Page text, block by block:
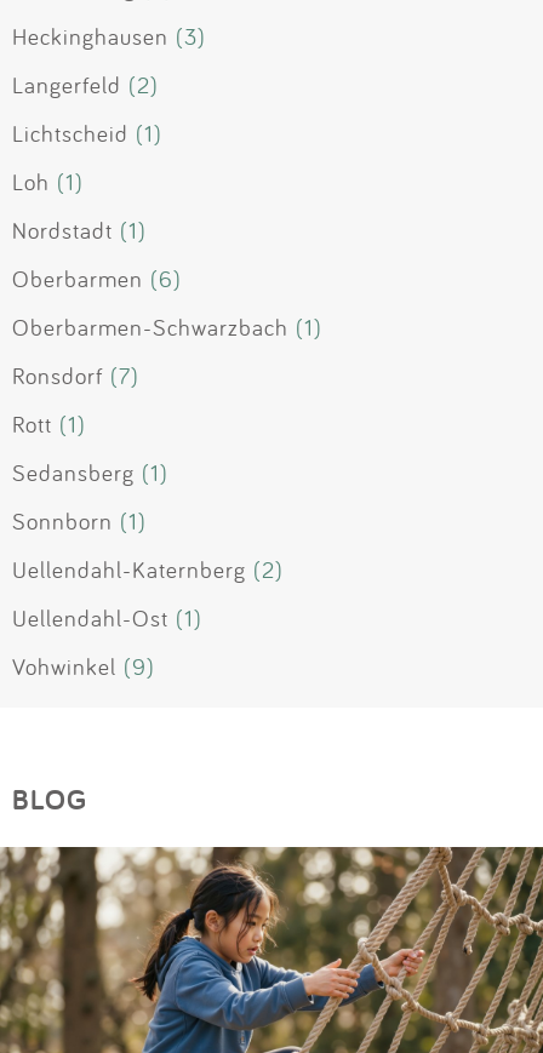
Heckinghausen (3)
Langerfeld (2)
Lichtscheid (1)
Loh (1)
Nordstadt (1)
Oberbarmen (6)
Oberbarmen-Schwarzbach (1)
Ronsdorf (7)
Rott (1)
Sedansberg (1)
Sonnborn (1)
Uellendahl-Katernberg (2)
Uellendahl-Ost (1)
Vohwinkel (9)
BLOG